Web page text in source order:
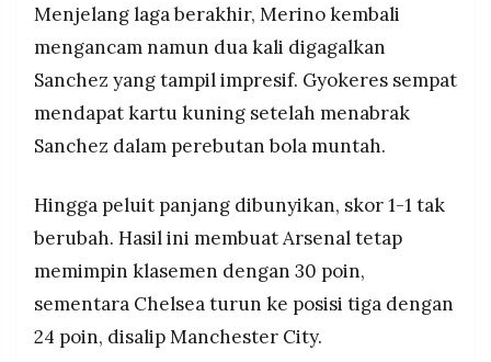
Menjelang laga berakhir, Merino kembali
mengancam namun dua kali digagalkan
Sanchez yang tampil impresif. Gyokeres sempat
mendapat kartu kuning setelah menabrak
Sanchez dalam perebutan bola muntah.
Hingga peluit panjang dibunyikan, skor 1-1 tak
berubah. Hasil ini membuat Arsenal tetap
memimpin klasemen dengan 30 poin,
sementara Chelsea turun ke posisi tiga dengan
24 poin, disalip Manchester City.